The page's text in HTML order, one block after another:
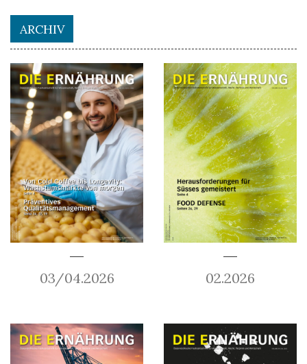
ARCHIV
03/04.2026 02.2026